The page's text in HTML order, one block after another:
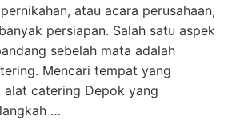
atau acara perusahaan,
persiapan. Salah satu aspek
sebelah mata adalah
Mencari tempat yang
alat catering Depok yang
…